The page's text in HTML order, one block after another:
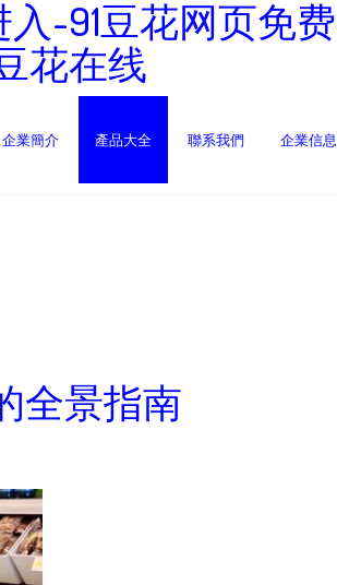
-91豆花网页免
花在线
企業簡介 產品大全 聯系我們 企業信息
全景指南